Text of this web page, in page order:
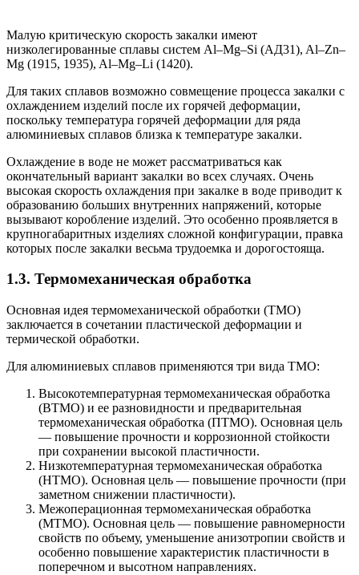
Малую критическую скорость закалки имеют
низколегированные сплавы систем Al–Mg–Si (АД31), Al–Zn–
Mg (1915, 1935), Al–Mg–Li (1420).
Для таких сплавов возможно совмещение процесса закалки с
охлаждением изделий после их горячей деформации,
поскольку температура горячей деформации для ряда
алюминиевых сплавов близка к температуре закалки.
Охлаждение в воде не может рассматриваться как
окончательный вариант закалки во всех случаях. Очень
высокая скорость охлаждения при закалке в воде приводит к
образованию больших внутренних напряжений, которые
вызывают коробление изделий. Это особенно проявляется в
крупногабаритных изделиях сложной конфигурации, правка
которых после закалки весьма трудоемка и дорогостояща.
1.3. Термомеханическая обработка
Основная идея термомеханической обработки (ТМО)
заключается в сочетании пластической деформации и
термической обработки.
Для алюминиевых сплавов применяются три вида ТМО:
Высокотемпературная термомеханическая обработка
(ВТМО) и ее разновидности и предварительная
термомеханическая обработка (ПТМО). Основная цель
— повышение прочности и коррозионной стойкости
при сохранении высокой пластичности.
Низкотемпературная термомеханическая обработка
(НТМО). Основная цель — повышение прочности (при
заметном снижении пластичности).
Межоперационная термомеханическая обработка
(МТМО). Основная цель — повышение равномерности
свойств по объему, уменьшение анизотропии свойств и
особенно повышение характеристик пластичности в
поперечном и высотном направлениях.